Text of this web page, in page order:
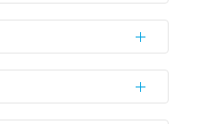
cominciano non
partendo